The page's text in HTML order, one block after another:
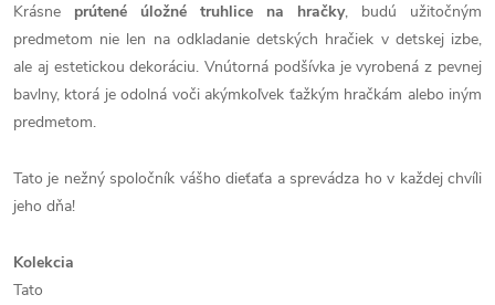
Krásne prútené úložné truhlice na hračky, budú užitočným
predmetom nie len na odkladanie detských hračiek v detskej izbe,
ale aj estetickou dekoráciu. Vnútorná podšívka je vyrobená z pevnej
bavlny, ktorá je odolná voči akýmkoľvek ťažkým hračkám alebo iným
predmetom.
Tato je nežný spoločník vášho dieťaťa a sprevádza ho v každej chvíli
jeho dňa!
Kolekcia
Tato